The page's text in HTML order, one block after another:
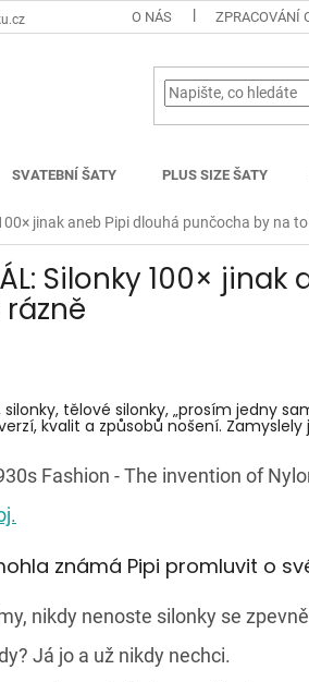
O NÁS ZPRACOVÁNÍ
SVATEBNÍ ŠATY PLUS SIZE ŠATY
jinak aneb Pipi dlouhá punčocha by na
Silonky 100×
silonky, tělové silonky, „prosím jedny
kvalit a způsobů nošení.
známá Pipi promluvit o
nikdy nenoste silonky se
Já jo a už nikdy nechci.